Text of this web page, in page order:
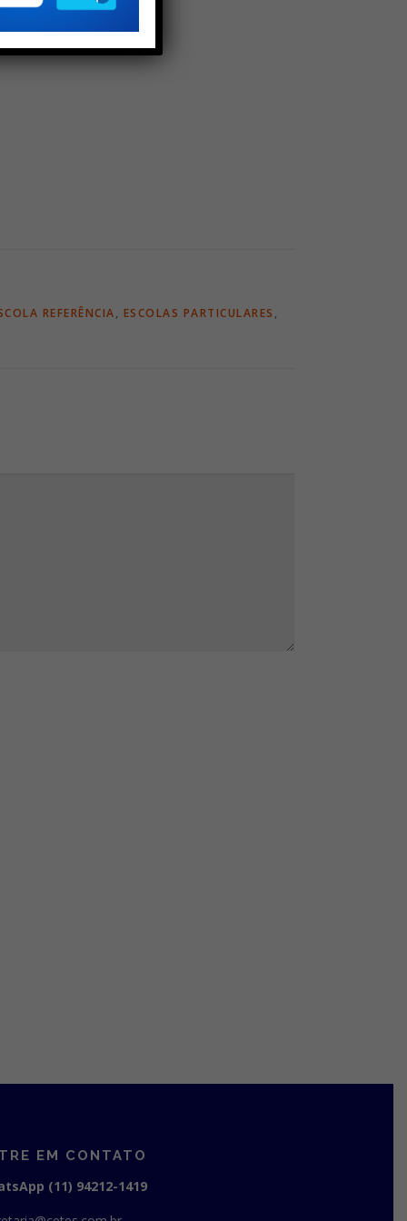
REFERÊNCIA, ESCOLAS PARTICULARES ,
EM CONTATO
(11) 94212-1419